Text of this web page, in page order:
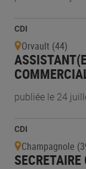
CDI
Orvault (44)
publiée le 24
CDI
Champagnole